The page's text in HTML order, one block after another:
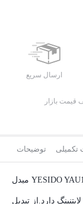
ارسال سریع
قیمت بازار
توضیحات تکمیلی
مبدل YESIDO YAU12 قابلیت تبدیل پورت لایتنینگ گوشی شما به دو
لایتنینگ دارد.از تبدیل YAU12 همچنین برای انتقال داده نیز می توان